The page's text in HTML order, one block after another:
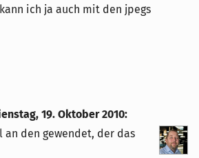
ich ja auch mit den jpegs
19. Oktober 2010:
an den gewendet, der das